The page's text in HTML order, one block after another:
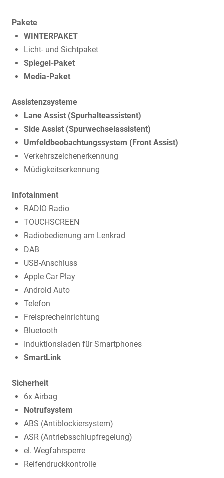
Pakete
WINTERPAKET
Licht- und Sichtpaket
Spiegel-Paket
Media-Paket
Assistenzsysteme
Lane Assist (Spurhalteassistent)
Side Assist (Spurwechselassistent)
Umfeldbeobachtungssystem (Front Assist)
Verkehrszeichenerkennung
Müdigkeitserkennung
Infotainment
RADIO Radio
TOUCHSCREEN
Radiobedienung am Lenkrad
DAB
USB-Anschluss
Apple Car Play
Android Auto
Telefon
Freisprecheinrichtung
Bluetooth
Induktionsladen für Smartphones
SmartLink
Sicherheit
6x Airbag
Notrufsystem
ABS (Antiblockiersystem)
ASR (Antriebsschlupfregelung)
el. Wegfahrsperre
Reifendruckkontrolle